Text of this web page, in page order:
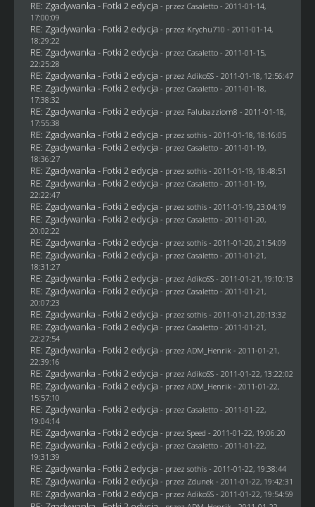
RE: Zgadywanka - Fotki 2 edycja - przez Casaletto- 2011-01-14,
17:00:09
RE: Zgadywanka - Fotki 2 edycja - przez Krychu710 - 2011-01-14,
18:29:22
RE: Zgadywanka - Fotki 2 edycja - przez Casaletto- 2011-01-15,
22:25:28
RE: Zgadywanka - Fotki 2 edycja - przez AdikoSS - 2011-01-18, 12:56:47
RE: Zgadywanka - Fotki 2 edycja - przez Casaletto- 2011-01-18,
17:38:32
RE: Zgadywanka - Fotki 2 edycja - przez Falubazziom8 - 2011-01-18,
17:55:38
RE: Zgadywanka - Fotki 2 edycja - przez sothis- 2011-01-18, 18:16:05
RE: Zgadywanka - Fotki 2 edycja - przez Casaletto- 2011-01-19,
18:36:27
RE: Zgadywanka - Fotki 2 edycja - przez sothis- 2011-01-19, 18:48:51
RE: Zgadywanka - Fotki 2 edycja - przez Casaletto- 2011-01-19,
22:22:47
RE: Zgadywanka - Fotki 2 edycja - przez sothis- 2011-01-19, 23:04:19
RE: Zgadywanka - Fotki 2 edycja - przez Casaletto- 2011-01-20,
20:02:22
RE: Zgadywanka - Fotki 2 edycja - przez sothis- 2011-01-20, 21:54:09
RE: Zgadywanka - Fotki 2 edycja - przez Casaletto- 2011-01-21,
18:31:27
RE: Zgadywanka - Fotki 2 edycja - przez AdikoSS - 2011-01-21, 19:10:13
RE: Zgadywanka - Fotki 2 edycja - przez Casaletto- 2011-01-21,
20:07:23
RE: Zgadywanka - Fotki 2 edycja - przez sothis- 2011-01-21, 20:13:32
RE: Zgadywanka - Fotki 2 edycja - przez Casaletto- 2011-01-21,
22:27:54
RE: Zgadywanka - Fotki 2 edycja - przez ADM_Henrik - 2011-01-21,
22:39:16
RE: Zgadywanka - Fotki 2 edycja - przez AdikoSS - 2011-01-22, 13:22:02
RE: Zgadywanka - Fotki 2 edycja - przez ADM_Henrik - 2011-01-22,
15:57:10
RE: Zgadywanka - Fotki 2 edycja - przez Casaletto- 2011-01-22,
19:04:14
RE: Zgadywanka - Fotki 2 edycja - przez Speed - 2011-01-22, 19:06:20
RE: Zgadywanka - Fotki 2 edycja - przez Casaletto- 2011-01-22,
19:31:39
RE: Zgadywanka - Fotki 2 edycja - przez sothis- 2011-01-22, 19:38:44
RE: Zgadywanka - Fotki 2 edycja - przez Zdunek - 2011-01-22, 19:42:31
RE: Zgadywanka - Fotki 2 edycja - przez AdikoSS - 2011-01-22, 19:54:59